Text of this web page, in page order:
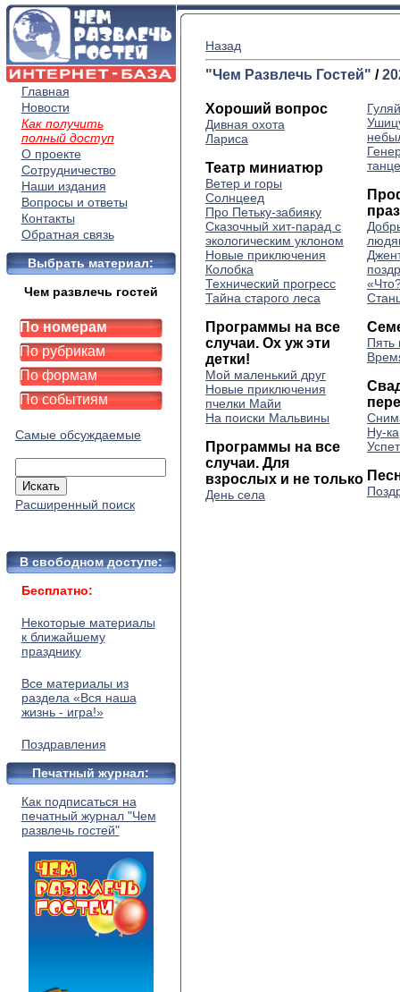
Главная
Новости
Как получить
полный доступ
О проекте
Сотрудничество
Наши издания
Вопросы и ответы
Контакты
Обратная связь
Выбрать материал:
Чем развлечь гостей
По номерам
По рубрикам
По формам
По событиям
Самые обсуждаемые
Расширенный поиск
В свободном доступе:
Бесплатно:
Некоторые материалы
к ближайшему
празднику
Все материалы из
раздела «Вся наша
жизнь - игра!»
Поздравления
Печатный журнал:
Как подписаться на
печатный журнал "Чем
развлечь гостей"
Назад
"Чем Развлечь Гостей" /
Хороший вопрос
Дивная охота
Лариса
Театр миниатюр
Ветер и горы
Солнцеед
Про Петьку-забияку
Сказочный хит-парад с
экологическим уклоном
Новые приключения
Колобка
Технический прогресс
Тайна старого леса
Программы на все
случаи. Ох уж эти
детки!
Мой маленький друг
Новые приключения
пчелки Майи
На поиски Мальвины
Программы на все
случаи. Для
взрослых и не только
День села
Пять
Ну-